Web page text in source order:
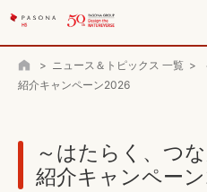
ホーム
> ニュース＆トピックス 一覧 >
紹介キャンペーン2026
～はたらく、つ
紹介キャンペー